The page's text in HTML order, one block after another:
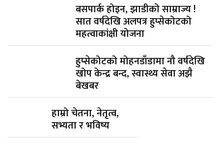
बसपार्क होइन, झाडीको साम्राज्य !
सात वर्षदेखि अलपत्र हुप्सेकोटको
महत्वाकांक्षी योजना
हुप्सेकोटको मोहनडाँडामा नौ वर्षदेखि
खोप केन्द्र बन्द, स्वास्थ्य सेवा अझै
बेखबर
हाम्रो चेतना, नेतृत्व,
सभ्यता र भविष्य